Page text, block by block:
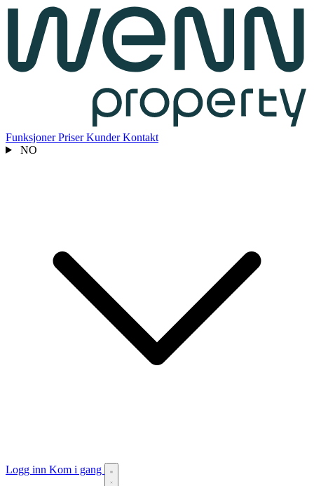
FunksjonerPriserKunderKontakt
NO
Logg inn Kom i gang